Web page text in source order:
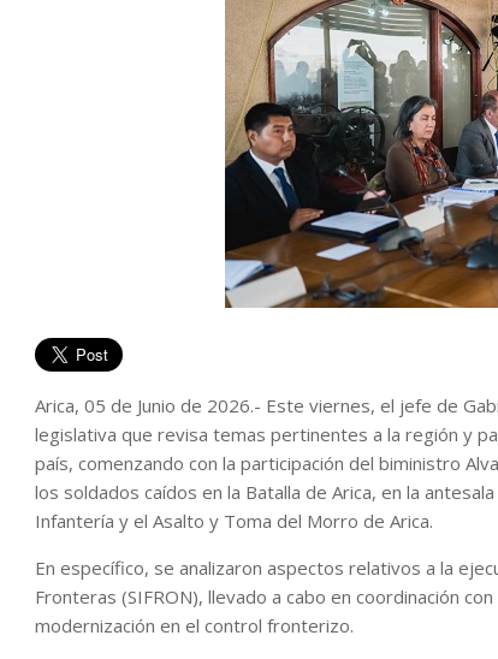
Arica, 05 de Junio de 2026.- Este viernes, el jefe de
legislativa que revisa temas pertinentes a la región y
país, comenzando con la participación del biministro
los soldados caídos en la Batalla de Arica, en la
Infantería y el Asalto y Toma del Morro de Arica.
En específico, se analizaron aspectos relativos a la
Fronteras (SIFRON), llevado a cabo en coordinación
modernización en el control fronterizo.